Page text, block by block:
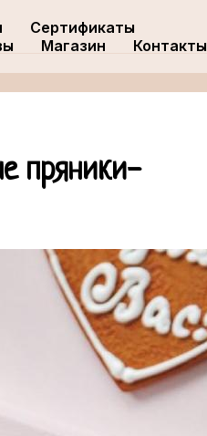
Сертификаты
Магазин Контакты
пряники-